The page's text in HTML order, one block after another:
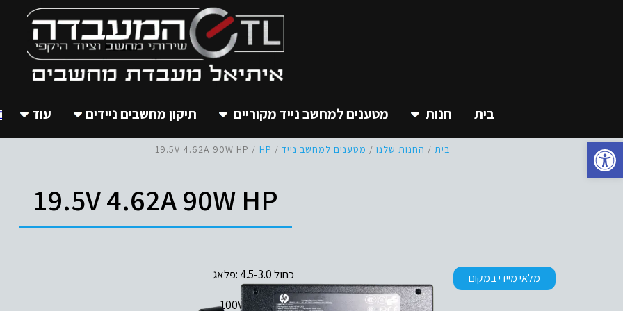
פתח סרגל נגישות
בית חנות מטענים למחשב נייד מקוריים תיקון מחשבים ניידים עוד
בית/ החנות שלנו/ מטענים למחשב נייד/
HP
/ 19.5V 4.62A 90W HP
19.5V 4.62A 90W HP
מלאי מיידי במקום
מתח כניסה:
100V – 240V AC